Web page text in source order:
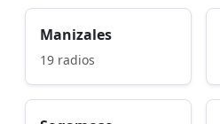
Manizales
19 radios